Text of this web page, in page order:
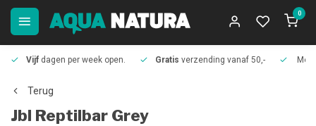
0
Vijf dagen per week open. Gratis verzending vanaf 50,-
Terug
Jbl Reptilbar Grey